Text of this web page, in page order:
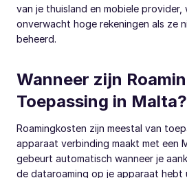
van je thuisland en mobiele
onverwacht hoge rekeningen als ze
beheerd.
Wanneer zijn
Toepassing in Malta?
Roamingkosten zijn meestal van
apparaat verbinding maakt met een
gebeurt automatisch wanneer je
de dataroaming op je apparaat hebt